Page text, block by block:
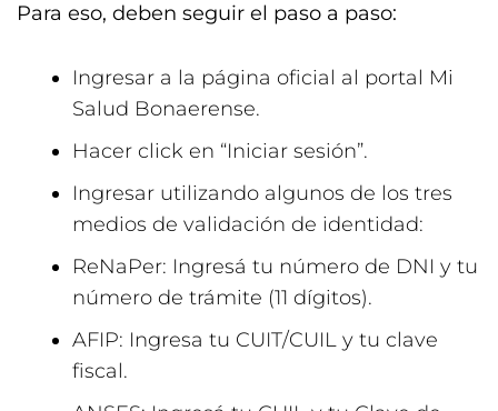
Para eso, deben seguir el paso a paso:
Ingresar a la página oficial al portal Mi
Salud Bonaerense.
Hacer click en “Iniciar sesión”.
Ingresar utilizando algunos de los tres
medios de validación de identidad:
ReNaPer: Ingresá tu número de DNI y tu
número de trámite (11 dígitos).
AFIP: Ingresa tu CUIT/CUIL y tu clave
fiscal.